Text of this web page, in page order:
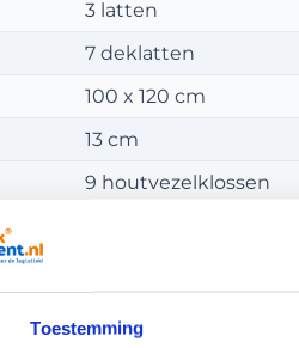
Toestemming
3 latten
7 deklatten
100 x 120 cm
13 cm
9 houtvezelklossen